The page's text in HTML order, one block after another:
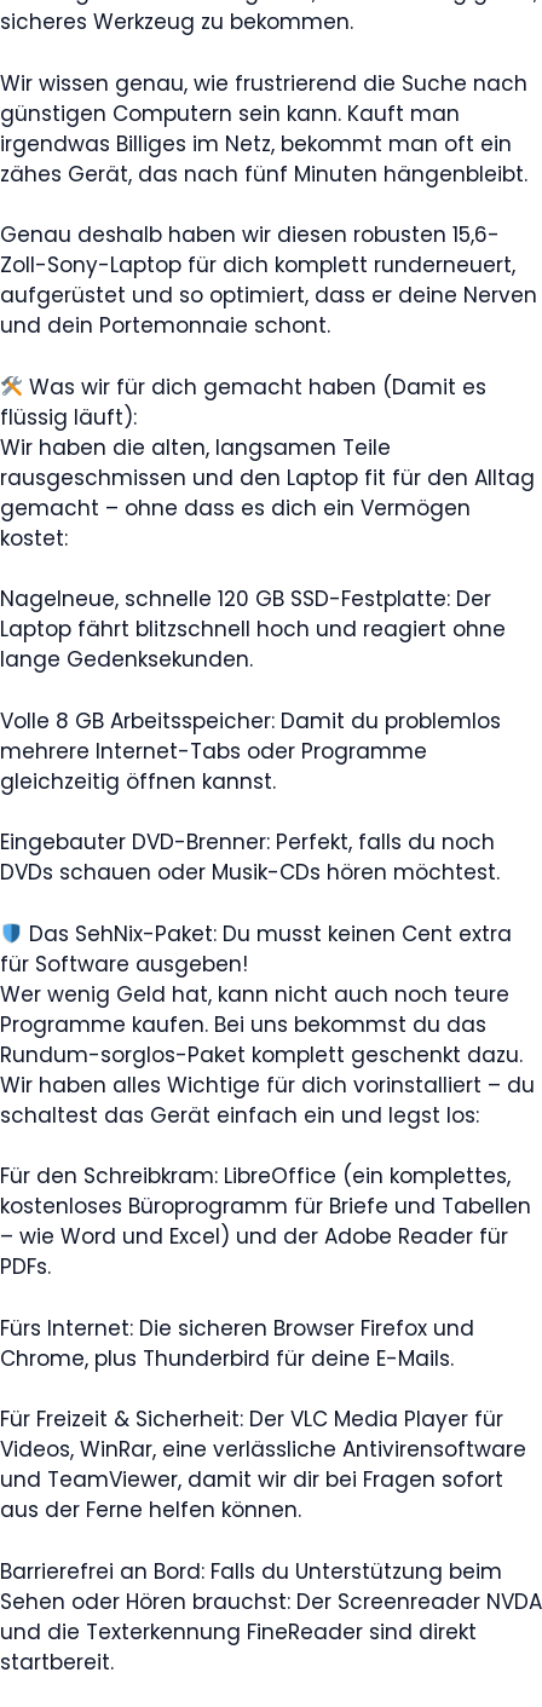
sicheres Werkzeug zu bekommen.
Wir wissen genau, wie frustrierend die Suche nach
günstigen Computern sein kann. Kauft man
irgendwas Billiges im Netz, bekommt man oft ein
zähes Gerät, das nach fünf Minuten hängenbleibt.
Genau deshalb haben wir diesen robusten 15,6-
Zoll-Sony-Laptop für dich komplett runderneuert,
aufgerüstet und so optimiert, dass er deine Nerven
und dein Portemonnaie schont.
Was wir für dich gemacht haben (Damit es
flüssig läuft):
Wir haben die alten, langsamen Teile
rausgeschmissen und den Laptop fit für den Alltag
gemacht – ohne dass es dich ein Vermögen
kostet:
Nagelneue, schnelle 120 GB SSD-Festplatte: Der
Laptop fährt blitzschnell hoch und reagiert ohne
lange Gedenksekunden.
Volle 8 GB Arbeitsspeicher: Damit du problemlos
mehrere Internet-Tabs oder Programme
gleichzeitig öffnen kannst.
Eingebauter DVD-Brenner: Perfekt, falls du noch
DVDs schauen oder Musik-CDs hören möchtest.
Das SehNix-Paket: Du musst keinen Cent extra
für Software ausgeben!
Wer wenig Geld hat, kann nicht auch noch teure
Programme kaufen. Bei uns bekommst du das
Rundum-sorglos-Paket komplett geschenkt dazu.
Wir haben alles Wichtige für dich vorinstalliert – du
schaltest das Gerät einfach ein und legst los:
Für den Schreibkram: LibreOffice (ein komplettes,
kostenloses Büroprogramm für Briefe und Tabellen
– wie Word und Excel) und der Adobe Reader für
PDFs.
Fürs Internet: Die sicheren Browser Firefox und
Chrome, plus Thunderbird für deine E-Mails.
Für Freizeit & Sicherheit: Der VLC Media Player für
Videos, WinRar, eine verlässliche Antivirensoftware
und TeamViewer, damit wir dir bei Fragen sofort
aus der Ferne helfen können.
Barrierefrei an Bord: Falls du Unterstützung beim
Sehen oder Hören brauchst: Der Screenreader NVDA
und die Texterkennung FineReader sind direkt
startbereit.